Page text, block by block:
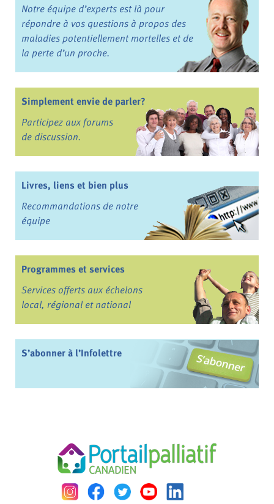
Notre équipe d’experts est là pour
répondre à vos questions à propos des
maladies potentiellement mortelles et de
la perte d’un proche.
Simplement envie de parler?
Participez aux forums
de discussion.
Livres, liens et bien plus
Recommandations de notre
équipe
Programmes et services
Services offerts aux échelons
local, régional et national
S’abonner à l’Infolettre